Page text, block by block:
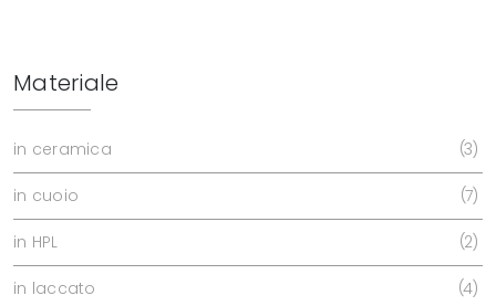
Materiale
in ceramica 3
in cuoio 7
in HPL 2
in laccato 4